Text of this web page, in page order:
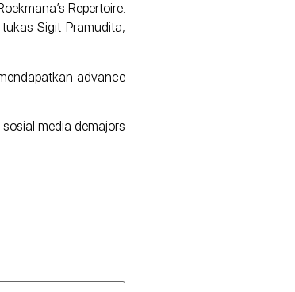
Repertoire.
Sigit Pramudita,
advance
media demajors